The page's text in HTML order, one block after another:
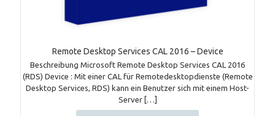
Remote Desktop Services CAL 2016 – Device
Beschreibung Microsoft Remote Desktop Services CAL 2016
(RDS) Device : Mit einer CAL für Remotedesktopdienste (Remote
Desktop Services, RDS) kann ein Benutzer sich mit einem Host-
Server[…]